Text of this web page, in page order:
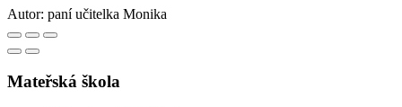
Autor: paní učitelka Monika
Mateřská škola